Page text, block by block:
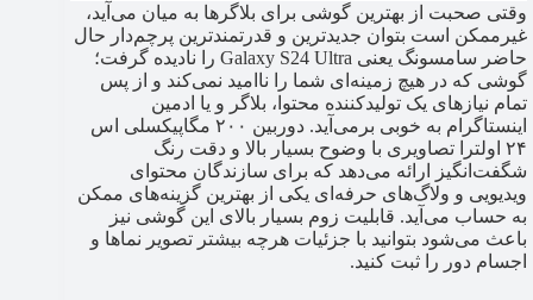
وقتی صحبت از بهترین گوشی برای بلاگرها به میان می‌آید،
غیرممکن است بتوان جدیدترین و قدرتمندترین پرچم‌دار حال
حاضر سامسونگ یعنی Galaxy S24 Ultra را نادیده گرفت؛
گوشی که در هیچ زمینه‌ای شما را ناامید نمی‌کند و از پس
تمام نیازهای یک تولیدکننده محتوا، بلاگر و یا ادمین
اینستاگرام به خوبی برمی‌آید. دوربین ۲۰۰ مگاپیکسلی اس
۲۴ اولترا تصاویری با وضوح بسیار بالا و دقت رنگ
شگفت‌انگیز ارائه می‌دهد که برای سازندگان محتوای
ویدیویی و ولاگ‌های حرفه‌ای یکی از بهترین گزینه‌های ممکن
به حساب می‌آید. قابلیت زوم بسیار بالای این گوشی نیز
باعث می‌شود بتوانید با جزئيات هرچه بیشتر تصویر نماها و
اجسام دور را ثبت کنید.